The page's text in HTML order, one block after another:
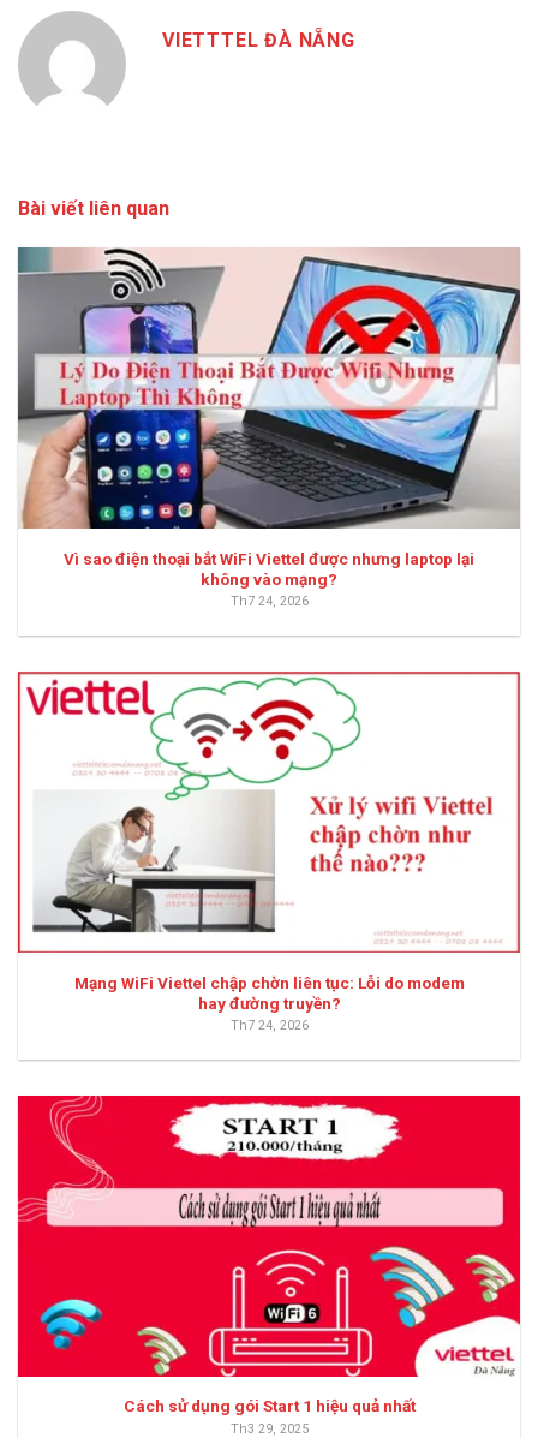
VIETTTEL ĐÀ NẴNG
Bài viết liên quan
Vì sao điện thoại bắt WiFi Viettel được nhưng laptop lại
không vào mạng?
Th7 24, 2026
Mạng WiFi Viettel chập chờn liên tục: Lỗi do modem
hay đường truyền?
Th7 24, 2026
Cách sử dụng gói Start 1 hiệu quả nhất
Th3 29, 2025